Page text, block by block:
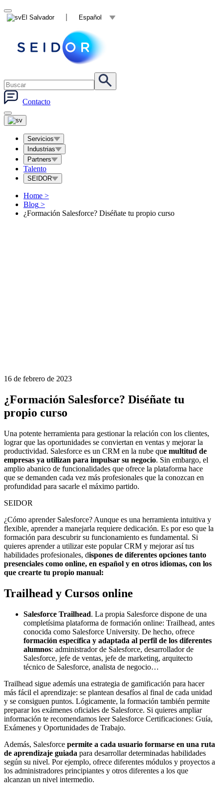
El Salvador Español
Contacto
Servicios
Industrias
Partners
Talento
SEIDOR
Home >
Blog >
¿Formación Salesforce? Diséñate tu propio curso
16 de febrero de 2023
¿Formación Salesforce? Diséñate tu
propio curso
Una potente herramienta para gestionar la relación con los clientes,
lograr que las oportunidades se conviertan en ventas y mejorar la
productividad. Salesforce es un CRM en la nube que multitud de
empresas ya utilizan para impulsar su negocio. Sin embargo, el
amplio abanico de funcionalidades que ofrece la plataforma hace
que se demanden cada vez más profesionales que la conozcan en
profundidad para sacarle el máximo partido.
SEIDOR
¿Cómo aprender Salesforce? Aunque es una herramienta intuitiva y
flexible, aprender a manejarla requiere dedicación. Es por eso que la
formación para descubrir su funcionamiento es fundamental. Si
quieres aprender a utilizar este popular CRM y mejorar así tus
habilidades profesionales, dispones de diferentes opciones tanto
presenciales como online, en español y en otros idiomas, con los
que crearte tu propio manual:
Trailhead y Cursos online
Salesforce Trailhead. La propia Salesforce dispone de una
completísima plataforma de formación online: Trailhead, antes
conocida como Salesforce University. De hecho, ofrece
formación específica y adaptada al perfil de los diferentes
alumnos: administrador de Salesforce, desarrollador de
Salesforce, jefe de ventas, jefe de marketing, arquitecto
técnico de Salesforce, analista de negocio…
Trailhead sigue además una estrategia de gamificación para hacer
más fácil el aprendizaje: se plantean desafíos al final de cada unidad
y se consiguen puntos. Lógicamente, la formación también permite
preparar los exámenes oficiales de Salesforce. Si quieres ampliar
información te recomendamos leer Salesforce Certificaciones: Guía,
Exámenes y Oportunidades de Trabajo.
Además, Salesforce permite a cada usuario formarse en una ruta
de aprendizaje guiada para desarrollar determinadas habilidades
según su nivel. Por ejemplo, ofrece diferentes módulos y proyectos a
los administradores principiantes y otros diferentes a los que
alcanzan un nivel intermedio.